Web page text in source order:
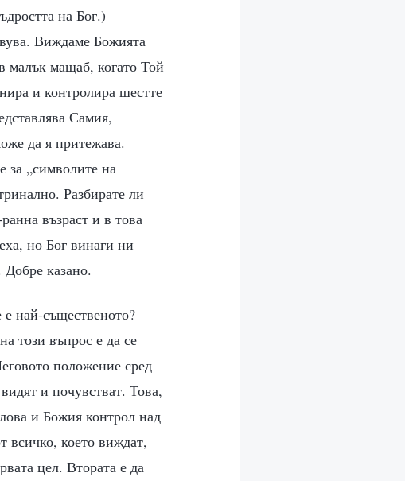
на Бог.)
Виждаме Божията
малък мащаб, когато Той
и контролира шестте
Самия,
да я притежава.
за „символите на
Разбирате ли
възраст и в това
но Бог винаги ни
казано.
е най-същественото?
този въпрос е да се
положение сред
и почувстват. Това,
и Божия контрол над
всичко, което виждат,
цел. Втората е да